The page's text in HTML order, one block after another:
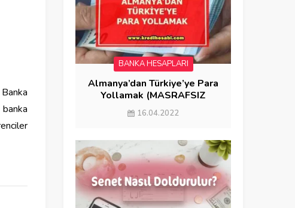
BANKA HESAPLARI
Almanya’dan Türkiye’ye Para
Yollamak (MASRAFSIZ
GÖNDERME)
16.04.2022